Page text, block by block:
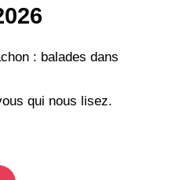
: balades dans
qui nous lisez.